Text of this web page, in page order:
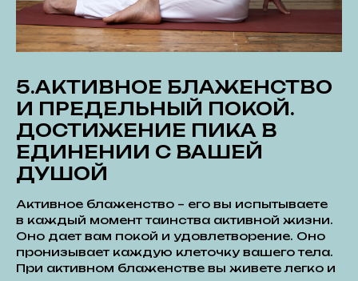
5.АКТИВНОЕ БЛАЖЕНСТВО
И ПРЕДЕЛЬНЫЙ ПОКОЙ.
ДОСТИЖЕНИЕ ПИКА В
ЕДИНЕНИИ С ВАШЕЙ
ДУШОЙ
Активное блаженство – его вы испытываете
в каждый момент таинства активной жизни.
Оно дает вам покой и удовлетворение. Оно
пронизывает каждую клеточку вашего тела.
При активном блаженстве вы живете легко и